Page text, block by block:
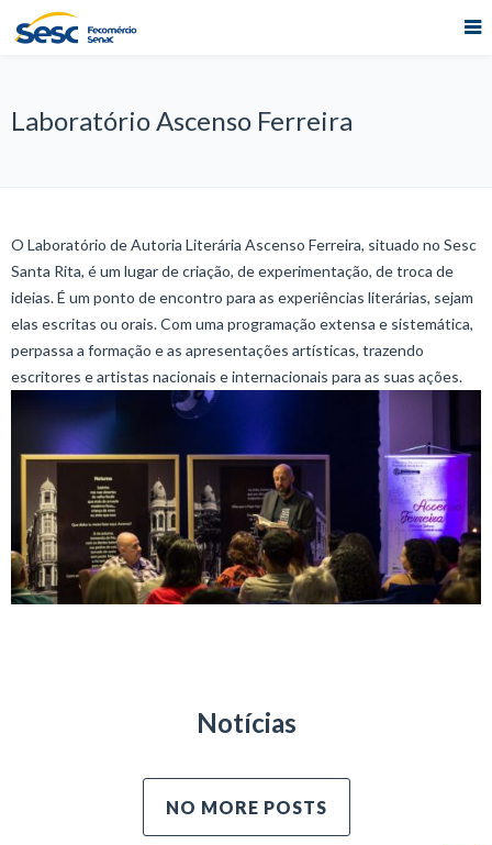
Laboratório Ascenso Ferreira
O Laboratório de Autoria Literária Ascenso Ferreira, situado no Sesc
Santa Rita, é um lugar de criação, de experimentação, de troca de
ideias. É um ponto de encontro para as experiências literárias, sejam
elas escritas ou orais. Com uma programação extensa e sistemática,
perpassa a formação e as apresentações artísticas, trazendo
escritores e artistas nacionais e internacionais para as suas ações.
Notícias
NO MORE POSTS